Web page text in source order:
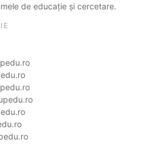
de educație și cercetare.